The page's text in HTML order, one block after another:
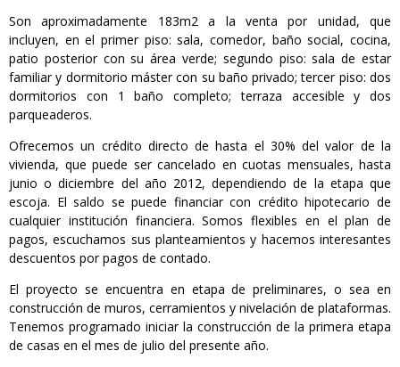
Son aproximadamente 183m2 a la venta por unidad, que
incluyen, en el primer piso: sala, comedor, baño social, cocina,
patio posterior con su área verde; segundo piso: sala de estar
familiar y dormitorio máster con su baño privado; tercer piso: dos
dormitorios con 1 baño completo; terraza accesible y dos
parqueaderos.
Ofrecemos un crédito directo de hasta el 30% del valor de la
vivienda, que puede ser cancelado en cuotas mensuales, hasta
junio o diciembre del año 2012, dependiendo de la etapa que
escoja. El saldo se puede financiar con crédito hipotecario de
cualquier institución financiera. Somos flexibles en el plan de
pagos, escuchamos sus planteamientos y hacemos interesantes
descuentos por pagos de contado.
El proyecto se encuentra en etapa de preliminares, o sea en
construcción de muros, cerramientos y nivelación de plataformas.
Tenemos programado iniciar la construcción de la primera etapa
de casas en el mes de julio del presente año.